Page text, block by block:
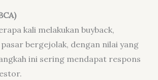
kali melakukan buyback,
bergejolak, dengan nilai yang
ini sering mendapat respons